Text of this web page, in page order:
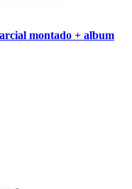
montado + album